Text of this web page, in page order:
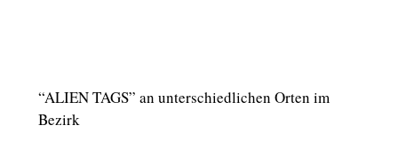
“ALIEN TAGS” an unterschiedlichen Orten im
Bezirk